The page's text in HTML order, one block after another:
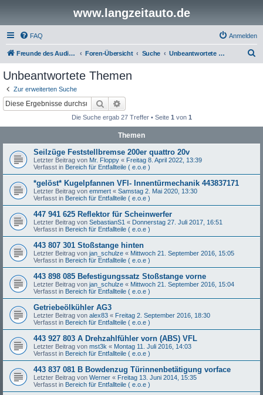
www.langzeitauto.de
FAQ Anmelden
Freunde des Audi Typ 44 e.V. Foren-Übersicht Suche Unbeantwortete Themen
Unbeantwortete Themen
Zur erweiterten Suche
Suche
Die Suche ergab 27 Treffer • Seite 1 von 1
Themen
Seilzüge Feststellbremse 200er quattro 20v
Letzter Beitrag von Mr. Floppy « Freitag 8. April 2022, 13:39
Verfasst in Bereich für Entfallteile ( e.o.e )
*gelöst* Kugelpfannen VFl- Innentürmechanik 443837171
Letzter Beitrag von emmert « Samstag 2. Mai 2020, 13:30
Verfasst in Bereich für Entfallteile ( e.o.e )
447 941 625 Reflektor für Scheinwerfer
Letzter Beitrag von SebastianS1 « Donnerstag 27. Juli 2017, 16:51
Verfasst in Bereich für Entfallteile ( e.o.e )
443 807 301 Stoßstange hinten
Letzter Beitrag von jan_schulze « Mittwoch 21. September 2016, 15:05
Verfasst in Bereich für Entfallteile ( e.o.e )
443 898 085 Befestigungssatz Stoßstange vorne
Letzter Beitrag von jan_schulze « Mittwoch 21. September 2016, 15:04
Verfasst in Bereich für Entfallteile ( e.o.e )
Getriebeölkühler AG3
Letzter Beitrag von alex83 « Freitag 2. September 2016, 18:30
Verfasst in Bereich für Entfallteile ( e.o.e )
443 927 803 A Drehzahlfühler vorn (ABS) VFL
Letzter Beitrag von mst3k « Montag 11. Juli 2016, 14:03
Verfasst in Bereich für Entfallteile ( e.o.e )
443 837 081 B Bowdenzug Türinnenbetätigung vorface
Letzter Beitrag von Werner « Freitag 13. Juni 2014, 15:35
Verfasst in Bereich für Entfallteile ( e.o.e )